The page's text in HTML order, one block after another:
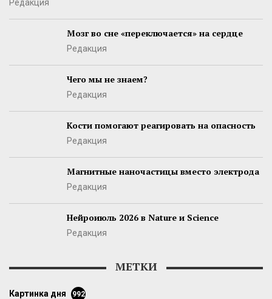
Редакция
Мозг во сне «переключается» на сердце
Редакция
Чего мы не знаем?
Редакция
Кости помогают реагировать на опасность
Редакция
Магнитные наночастицы вместо электрода
Редакция
Нейроиюль 2026 в Nature и Science
Редакция
МЕТКИ
картинка дня 992